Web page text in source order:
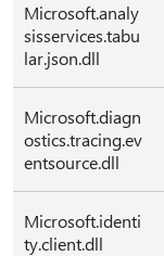
Microsoft.analy
sisservices.tabu
lar.json.dll
Microsoft.diagn
ostics.tracing.ev
entsource.dll
Microsoft.identi
ty.client.dll